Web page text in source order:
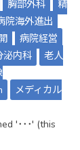
胸部外科
精
院海外進出
病院経営
泌内科
老人
メディカル
'･･･' (this